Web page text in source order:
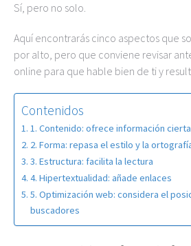
Sí, pero no solo.
Aquí encontrarás cinco aspectos que
por alto, pero que conviene revisar
online para que hable bien de ti y
Contenidos
1. Contenido: ofrece información
2. Forma: repasa el estilo y la
3. Estructura: facilita la lectura
4. Hipertextualidad: añade enlaces
5. Optimización web: considera el
buscadores